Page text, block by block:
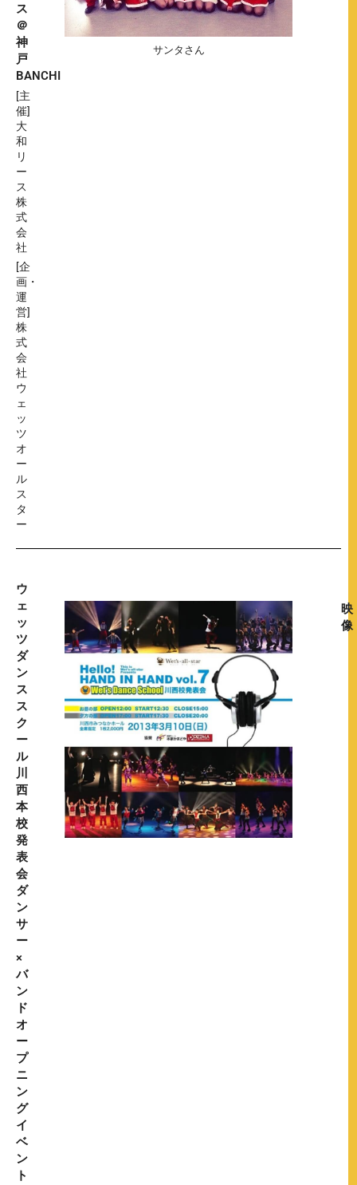
ス
＠
神
戸
BANCHI
[主
催]
大
和
リ
ー
ス
株
式
会
社
[企
画・
運
営]
株
式
会
社
ウ
ェ
ッ
ツ
オ
ー
ル
ス
タ
ー
サンタさん
ウ
ェ
ッ
ツ
ダ
ン
ス
ス
ク
ー
ル
川
西
本
校
発
表
会
ダ
ン
サ
ー
×
バ
ン
ド
オ
ー
プ
ニ
ン
グ
イ
ベ
ン
ト
映
像